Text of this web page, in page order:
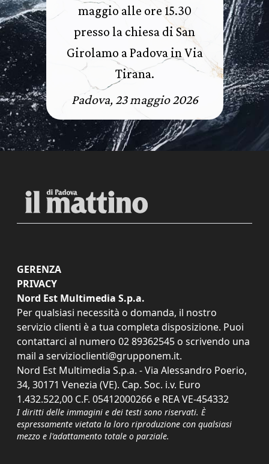
maggio alle ore 15.30
presso la chiesa di San
Girolamo a Padova in Via
Tirana.
Padova, 23 maggio 2026
GERENZA
PRIVACY
Nord Est Multimedia S.p.a.
Per qualsiasi necessità o domanda, il nostro
servizio clienti è a tua completa disposizione. Puoi
contattarci al numero 02 89362545 o scrivendo una
mail a servizioclienti@grupponem.it.
Nord Est Multimedia S.p.a. - Via Alessandro Poerio,
34, 30171 Venezia (VE). Cap. Soc. i.v. Euro
1.432.522,00 C.F. 05412000266 e REA VE-454332
I diritti delle immagini e dei testi sono riservati. È
espressamente vietata la loro riproduzione con qualsiasi
mezzo e l'adattamento totale o parziale.